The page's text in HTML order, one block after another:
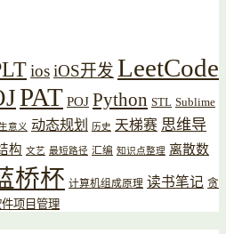
iosiOS开发 LeetCode
PAT POJ Python STL Sublime
意义 动态规划 历史 天梯赛 思维导
构 文艺 最短路径 汇编 知识点整理 离散数
桥杯 计算机组成原理 读书笔记 贪
项目管理